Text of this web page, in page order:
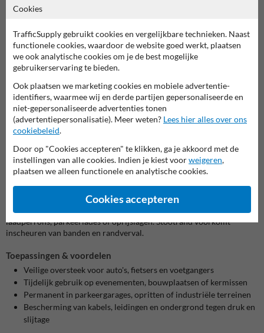
duurzaamheid
probleemloos verkeer op terrein, parkeerplaats of
evenemententerrein. Deze robuuste platen bieden veilige
overgangen, voorkomen gevaarlijke randafstapjes en zijn ideaal voor
tijdelijk of permanent gebruik. Versterk verkeerstoegang en
bescherm ondergronden in één oplossing.
Sterke materialen & belastbaarheid
Onze drempel oprijplaten bestaan uit gerecycled kunststof of stevig
rubber. Ze zijn ontworpen voor zwaar gebruik met belastbaarheid tot
reflecterende bands voor extra veiligheid en zichtbaarheid.
Eenvoudige installatie & flexibiliteit
De oprijplaten en drempels zijn licht in gewicht en gemakkelijk te
plaatsen zonder gereedschap. Combineer meerdere platen voor
langere overgangen of gebruik enkele als tijdelijke oplossing bij
laadperrons, parkeerlades of oprijslagen. Stootrand voorkomt
inscheuren van banden en randverval.
Toepassingen & voordelen
Veilige oversteek voor auto's, fietsers en voetgangers
Tijdelijk gebruik op evenementen, bouwplaatsen of kermissen
Permanent in parkeergarages, opritten of industriële terreinen
Bescherming van kabels, leidingen en ondergrond tegen druk en
slijtage
Cookies
TrafficSupply gebruikt cookies en vergelijkbare technieken. Naast
functionele cookies, waardoor de website goed werkt, plaatsen
we ook analytische cookies om je de best mogelijke
gebruikerservaring te bieden.
Ook plaatsen we marketing cookies en mobiele advertentie-
identifiers, waarmee wij en derde partijen gepersonaliseerde en
niet-gepersonaliseerde advertenties tonen
(advertentiepersonalisatie). Meer weten? Lees hier alles over ons
cookiebeleid.
Door op "Cookies accepteren" te klikken, ga je akkoord met de
instellingen van alle cookies. Indien je kiest voorweigeren,
plaatsen we alleen functionele en analytische cookies.
Cookies accepteren